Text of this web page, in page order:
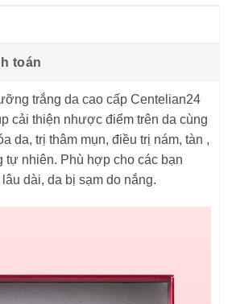
toán
trắng da cao cấp Centelian24
cải thiện nhược điểm trên da cùng
da, trị thâm mụn, điều trị nám, tàn ,
tự nhiên. Phù hợp cho các bạn
dài, da bị sạm do nắng.